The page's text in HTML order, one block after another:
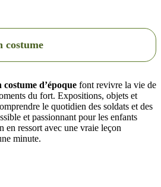
costume
costume d’époque font revivre la vie de
du fort. Expositions, objets et
le quotidien des soldats et des
et passionnant pour les enfants
en ressort avec une vraie leçon
minute.